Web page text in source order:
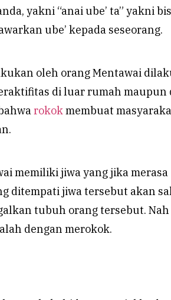
yakni “anai ube’ ta” yakni
ube’ kepada seseorang.
oleh orang Mentawai
di luar rumah maupun
rokokmembuat
memiliki jiwa yang jika merasa
ditempati jiwa tersebut akan
tubuh orang tersebut. Nah
dengan merokok.